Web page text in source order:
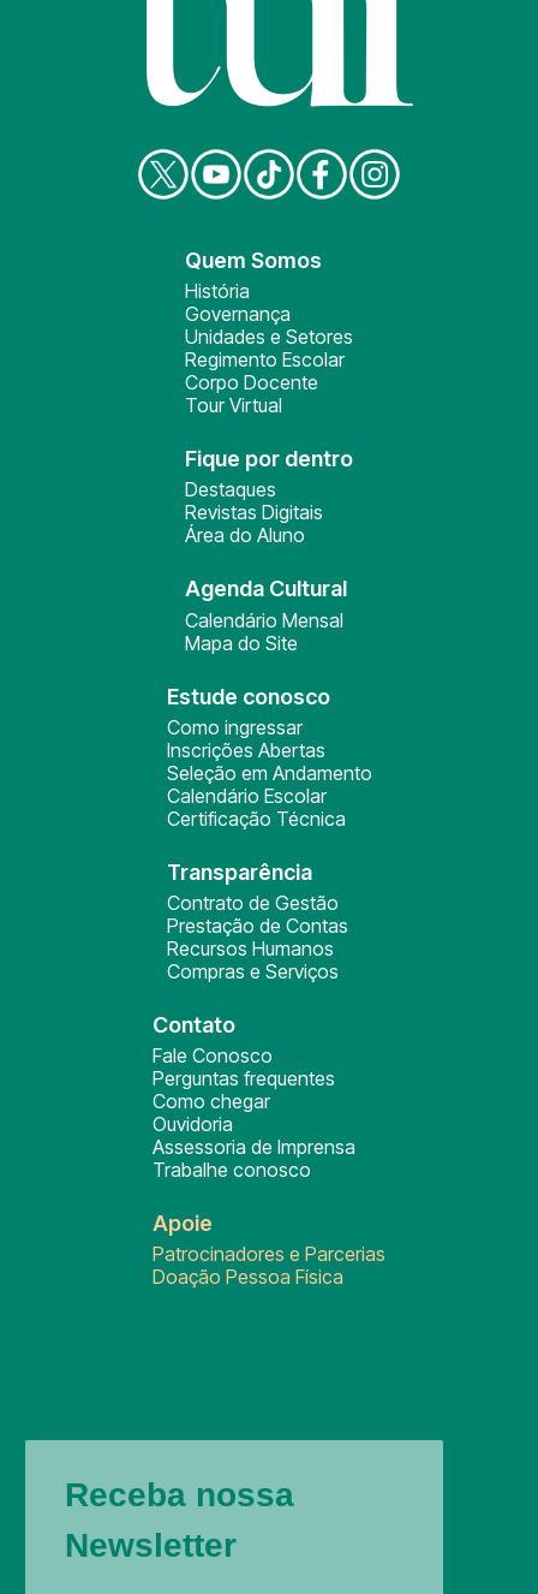
Quem Somos
História
Governança
Unidades e Setores
Regimento Escolar
Corpo Docente
Tour Virtual
Fique por dentro
Destaques
Revistas Digitais
Área do Aluno
Agenda Cultural
Calendário Mensal
Mapa do Site
Estude conosco
Como ingressar
Inscrições Abertas
Seleção em Andamento
Calendário Escolar
Certificação Técnica
Transparência
Contrato de Gestão
Prestação de Contas
Recursos Humanos
Compras e Serviços
Contato
Fale Conosco
Perguntas frequentes
Como chegar
Ouvidoria
Assessoria de Imprensa
Trabalhe conosco
Apoie
Patrocinadores e Parcerias
Doação Pessoa Física